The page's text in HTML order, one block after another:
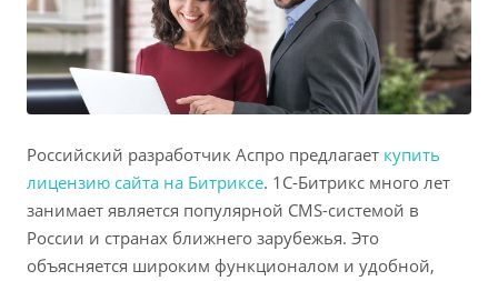
Российский разработчик Аспро предлагает купить
лицензию сайта на Битриксе. 1C-Битрикс много лет
занимает является популярной CMS-системой в
России и странах ближнего зарубежья. Это
объясняется широким функционалом и удобной,